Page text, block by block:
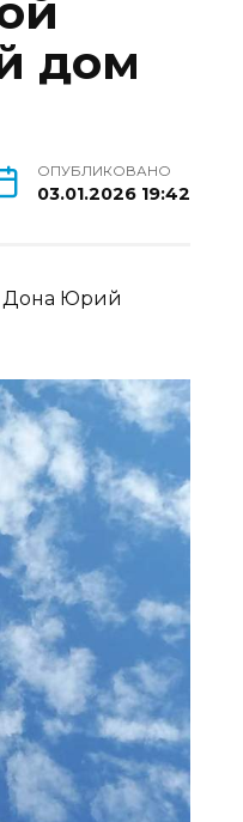
дом
ОПУБЛИКОВАНО
03.01.2026 19:42
Дона Юрий